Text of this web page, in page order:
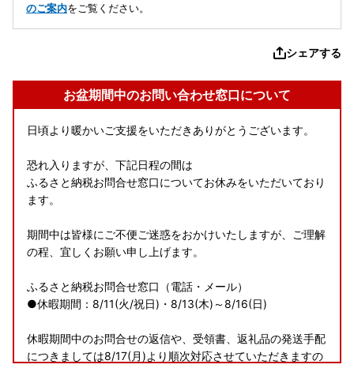
のご案内をご覧ください。
シェアする
お盆期間中のお問い合わせ窓口について
日頃より暖かいご支援をいただきありがとうございます。
恐れ入りますが、下記日程の間は
ふるさと納税お問合せ窓口についてお休みをいただいており
ます。
期間中は皆様にご不便ご迷惑をおかけいたしますが、ご理解
の程、宜しくお願い申し上げます。
ふるさと納税お問合せ窓口（電話・メール）
●休暇期間：8/11(火/祝日)・8/13(木)～8/16(日)
休暇期間中のお問合せの返信や、受領書、返礼品の発送手配
につきましては8/17(月)より順次対応させていただきますの